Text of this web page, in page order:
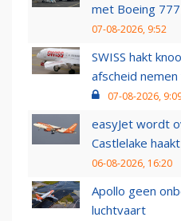
met Boeing
07-08-2026, 9:52
SWISS hakt
afscheid
07-08-2026,
easyJet wordt
Castlelake
06-08-2026, 16:20
Apollo geen
luchtvaart